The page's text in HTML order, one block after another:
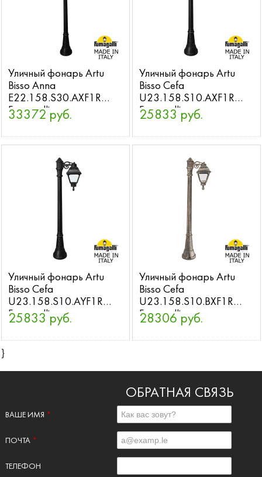
Уличный фонарь Artu
Bisso Anna
E22.158.S30.AXF1R
Fumagalli
33372 руб.
Уличный фонарь Artu
Bisso Cefa
U23.158.S10.AXF1R
Fumagalli
25833 руб.
Уличный фонарь Artu
Bisso Cefa
U23.158.S10.AYF1R
Fumagalli
25833 руб.
Уличный фонарь Artu
Bisso Cefa
U23.158.S10.BXF1R
Fumagalli
28306 руб.
}
ОБРАТНАЯ СВЯЗЬ
ВАШЕ ИМЯ *
ПОЧТА *
ТЕЛЕФОН